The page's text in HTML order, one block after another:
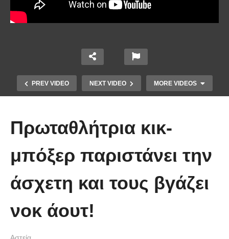
PREV VIDEO NEXT VIDEO MORE VIDEOS
Απολαυστικοί Μέριλ Στριπ και Τομ
άλλον
Πρωταθλήτρια κικ-
μπόξερ παριστάνει την
άσχετη και τους βγάζει
νοκ άουτ!